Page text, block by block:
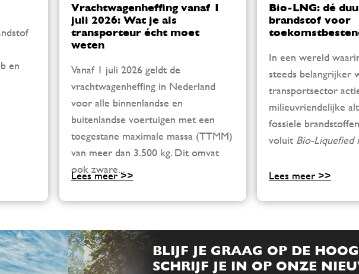
en
Vrachtwagenheffing vanaf 1
juli 2026: Wat je als
transporteur écht moet
weten
Vanaf 1 juli 2026 geldt de
vrachtwagenheffing in Nederland
voor alle binnenlandse en
buitenlandse voertuigen met een
toegestane maximale massa (TTMM)
van meer dan 3.500 kg. Dit omvat
ook zware...
Lees meer >>
Bio-LNG: dé
brandstof voor
In een wereld
steeds belangrijker
transportsector
milieuvriendelijke
fossiele
voluit Bio-Liquefied
Lees meer >>
BLIJF JE GRAAG OP DE
SCHRIJF JE IN OP ONZE